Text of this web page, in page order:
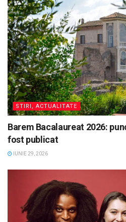
STIRI, ACTUALITATE
Barem Bacalaureat 2026:
fost publicat
IUNIE 29, 2026